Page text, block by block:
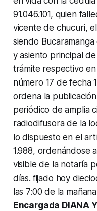
91.046.101, quien
vicente de chucuri,
siendo
y asiento principal
trámite respectivo
número 17 de fecha
ordena la
periódico de amplia
radiodifusora de la
lo dispuesto en el
1.988, ordenándose
visible de la notaría
días. fijado hoy
las 7:00 de la
Encargada DIANA